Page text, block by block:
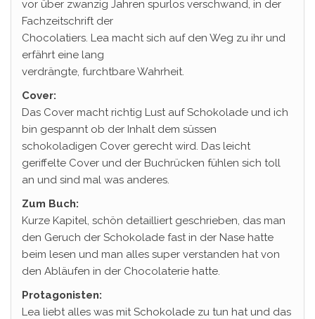
vor über zwanzig Jahren spurlos verschwand, in der
Fachzeitschrift der
Chocolatiers. Lea macht sich auf den Weg zu ihr und
erfährt eine lang
verdrängte, furchtbare Wahrheit.
Cover:
Das Cover macht richtig Lust auf Schokolade und ich
bin gespannt ob der Inhalt dem süssen
schokoladigen Cover gerecht wird. Das leicht
geriffelte Cover und der Buchrücken fühlen sich toll
an und sind mal was anderes.
Zum Buch:
Kurze Kapitel, schön detailliert geschrieben, das man
den Geruch der Schokolade fast in der Nase hatte
beim lesen und man alles super verstanden hat von
den Abläufen in der Chocolaterie hatte.
Protagonisten:
Lea liebt alles was mit Schokolade zu tun hat und das